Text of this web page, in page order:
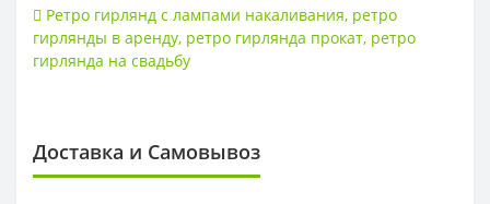
Ретро гирлянд с лампами накаливания, ретро
гирлянды в аренду, ретро гирлянда прокат, ретро
гирлянда на свадьбу
Доставка и Самовывоз